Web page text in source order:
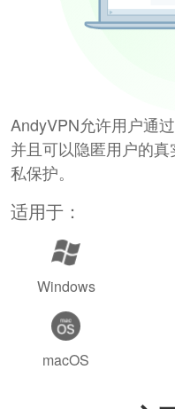
AndyVPN允许用户通
并且可以隐匿用户的
私保护。
适用于：
Windows
macOS